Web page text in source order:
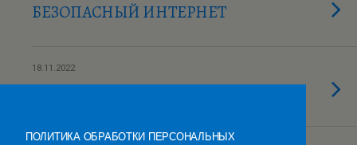
БЕЗОПАСНЫЙ ИНТЕРНЕТ
18.11.2022
Урок безопасности – 2022
ПОЛИТИКА ОБРАБОТКИ ПЕРСОНАЛЬНЫХ